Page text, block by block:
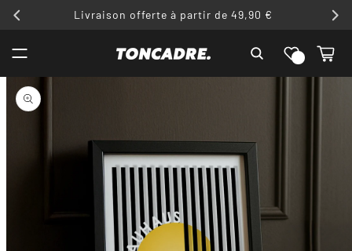
Livraison offerte à partir de 49,90 €
Liste de
souhaits
Panier
PASSER AUX
INFORMATIONS
PRODUITS